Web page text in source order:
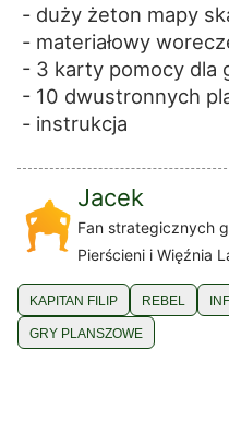
- duży żeton mapy
- materiałowy
- 3 karty pomocy dla
- 10 dwustronnych
- instrukcja
Jacek
Fan strategicznych
Pierścieni i Więźnia
KAPITAN FILIP REBEL
GRY PLANSZOWE